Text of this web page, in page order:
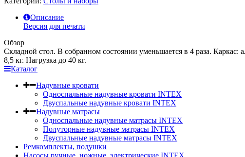
Описание
Версия для печати
Обзор
Складной стол. В собранном состоянии уменьшается в 4 раза.
8,5 кг. Нагрузка до 40 кг.
Каталог
Надувные кровати
Односпальные надувные кровати INTEX
Двуспальные надувные кровати INTEX
Надувные матрасы
Односпальные надувные матрасы INTEX
Полуторные надувные матрасы INTEX
Двуспальные надувные матрасы INTEX
Ремкомплекты, подушки